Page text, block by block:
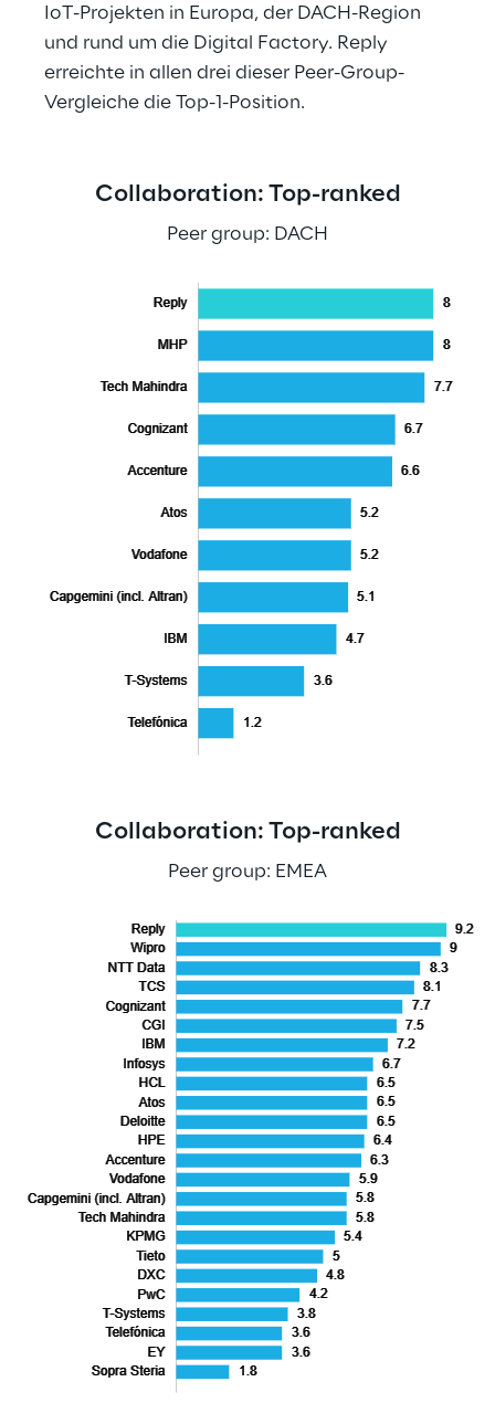
IoT-Projekten in Europa, der DACH-Region
und rund um die Digital Factory. Reply
erreichte in allen drei dieser Peer-Group-
Vergleiche die Top-1-Position.
Collaboration: Top-ranked
Peer group: DACH
Collaboration: Top-ranked
Peer group: EMEA